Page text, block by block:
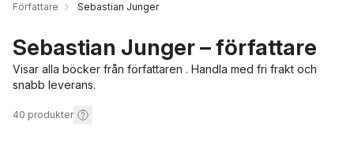
Författare Sebastian Junger
Sebastian Junger – författare
Visar alla böcker från författaren . Handla med fri frakt och
snabb leverans.
40 produkter